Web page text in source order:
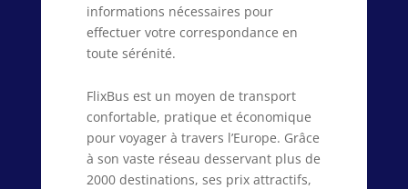
informations nécessaires pour
effectuer votre correspondance en
toute sérénité.
FlixBus est un moyen de transport
confortable, pratique et économique
pour voyager à travers l’Europe. Grâce
à son vaste réseau desservant plus de
2000 destinations, ses prix attractifs,